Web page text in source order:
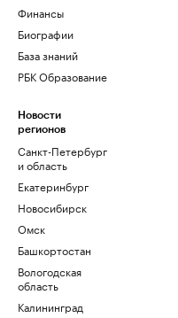
Финансы
Биографии
База знаний
РБК Образование
Новости
регионов
Санкт-Петербург
и область
Екатеринбург
Новосибирск
Омск
Башкортостан
Вологодская
область
Калининград